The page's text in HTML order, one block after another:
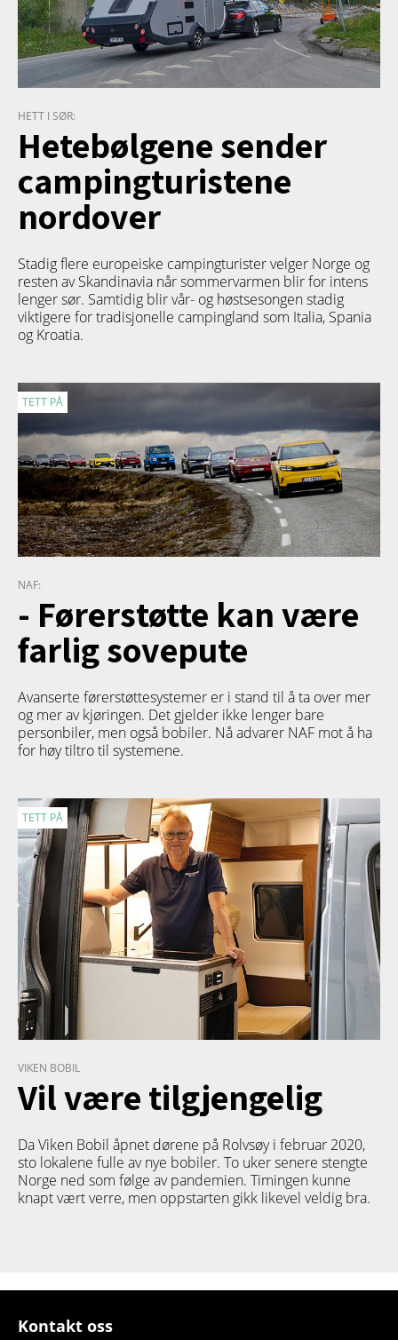
HETT I SØR:
Hetebølgene sender
campingturistene
nordover
Stadig flere europeiske campingturister velger Norge og
resten av Skandinavia når sommervarmen blir for intens
lenger sør. Samtidig blir vår- og høstsesongen stadig
viktigere for tradisjonelle campingland som Italia, Spania
og Kroatia.
TETT PÅ
NAF:
- Førerstøtte kan være
farlig sovepute
Avanserte førerstøttesystemer er i stand til å ta over mer
og mer av kjøringen. Det gjelder ikke lenger bare
personbiler, men også bobiler. Nå advarer NAF mot å ha
for høy tiltro til systemene.
TETT PÅ
VIKEN BOBIL
Vil være tilgjengelig
Da Viken Bobil åpnet dørene på Rolvsøy i februar 2020,
sto lokalene fulle av nye bobiler. To uker senere stengte
Norge ned som følge av pandemien. Timingen kunne
knapt vært verre, men oppstarten gikk likevel veldig bra.
Kontakt oss